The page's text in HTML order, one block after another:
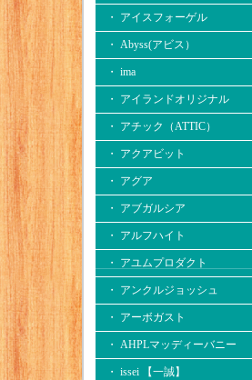
・ アイスフォーゲル
・ Abyss(アビス）
・ ima
・ アイランドオリジナル
・ アチック（ATTIC）
・ アクアビット
・ アグア
・ アブガルシア
・ アルフハイト
・ アユムプロダクト
・ アンクルジョッシュ
・ アーボガスト
・ AHPLマッディーバニー
・ issei 【一誠】